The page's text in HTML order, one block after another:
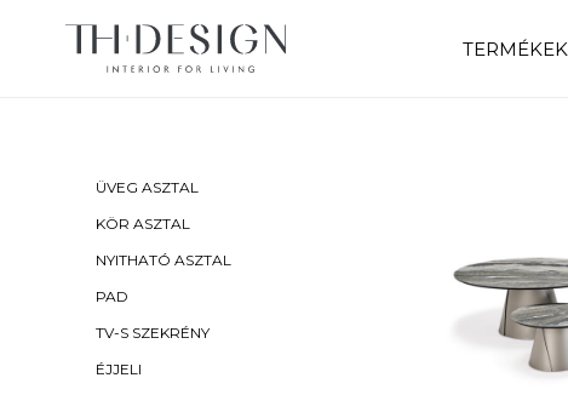
TERMÉKEK
ÜVEG ASZTAL
KÖR ASZTAL
NYITHATÓ ASZTAL
PAD
TV-S SZEKRÉNY
ÉJJELI